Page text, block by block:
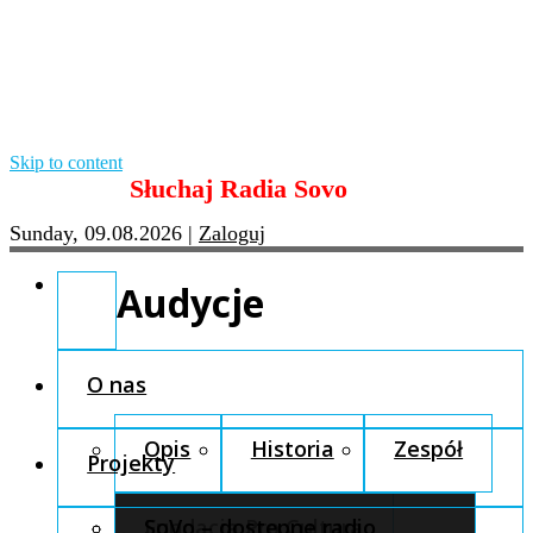
Skip to content
Słuchaj Radia Sovo
Sunday, 09.08.2026 | Zaloguj
O nas
Opis Historia Zespół
Fundacja Pro Cultura
Projekty
SoVo – dostępne radio
Audycje